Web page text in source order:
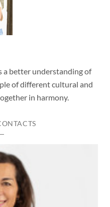
a better understanding of
of different cultural and
in harmony.